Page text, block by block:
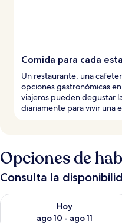
Comida para cada
Un restaurante, una
opciones gastronómicas
viajeros pueden degustar
diariamente para vivir una
Opciones de
Consulta la
Hoy
ago 10 - ago 11
Consulta la disponibilidad